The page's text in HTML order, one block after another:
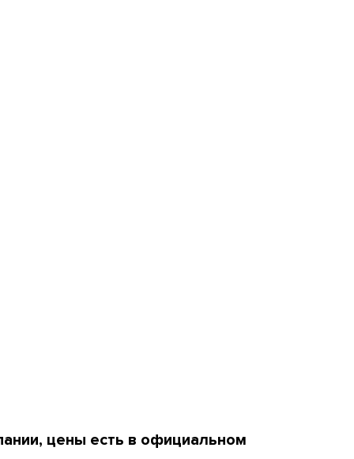
цены есть в официальном